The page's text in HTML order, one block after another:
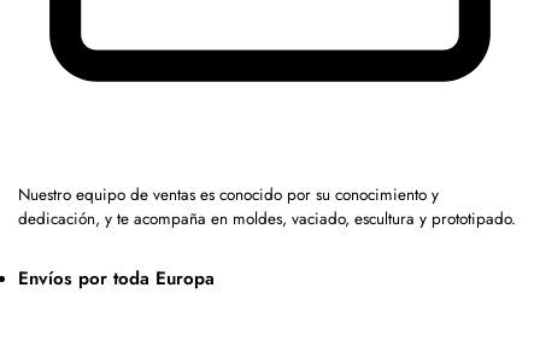
Nuestro equipo de ventas es conocido por su conocimiento y
dedicación, y te acompaña en moldes, vaciado, escultura y prototipado.
Envíos por toda Europa